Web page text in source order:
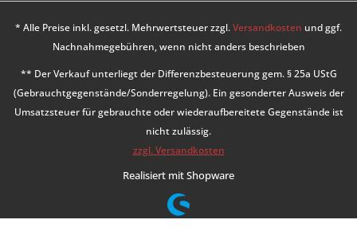
* Alle Preise inkl. gesetzl. Mehrwertsteuer zzgl.Versandkosten und ggf.
Nachnahmegebühren, wenn nicht anders beschrieben
** Der Verkauf unterliegt der Differenzbesteuerung gem. § 25a UStG
(Gebrauchtgegenstände/Sonderregelung). Ein gesonderter Ausweis der
Umsatzsteuer für gebrauchte oder wiederaufbereitete Gegenstände ist
nicht zulässig.
zzgl. Versandkosten
Realisiert mit Shopware